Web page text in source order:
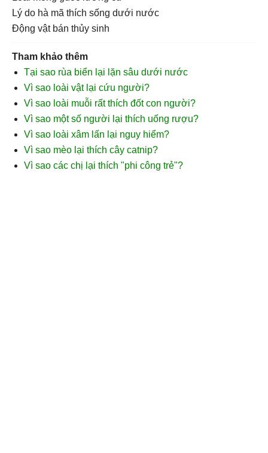
lý do hà mã thích sống dưới nước
động vật bán thủy sinh
Tham khảo thêm
Tại sao rùa biển lại lặn sâu dưới nước
Vì sao loài vật lại cứu người?
Vì sao loài muỗi rất thích đốt con người?
Vì sao một số người lại thích uống rượu?
Vì sao loài xâm lấn lại nguy hiểm?
Vì sao mèo lại thích cây catnip?
Vì sao các chị lại thích "phi công trẻ"?